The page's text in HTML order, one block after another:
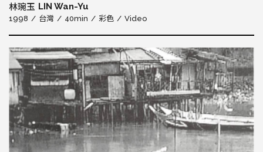
林琬玉 LIN Wan-Yu
1998 台灣 40min 彩色 Video